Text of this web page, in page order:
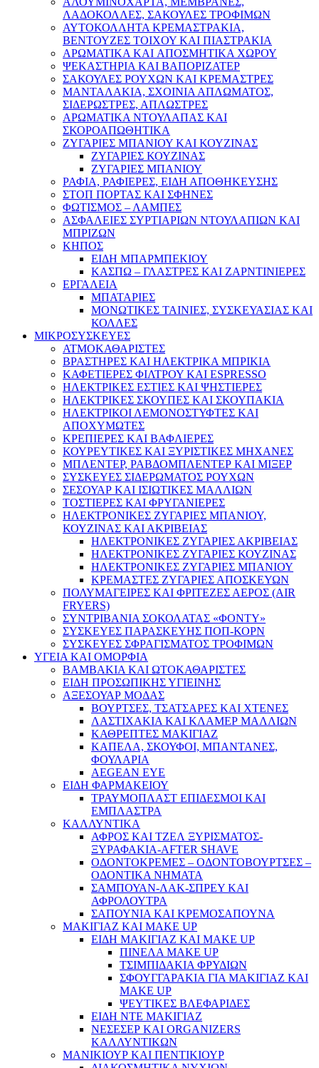
ΛΑΔΟΚΟΛΛΕΣ, ΣΑΚΟΥΛΕΣ ΤΡΟΦΙΜΩΝ
ΑΥΤΟΚΟΛΛΗΤΑ ΚΡΕΜΑΣΤΡΑΚΙΑ,
ΒΕΝΤΟΥΖΕΣ ΤΟΙΧΟΥ ΚΑΙ ΠΙΑΣΤΡΑΚΙΑ
ΑΡΩΜΑΤΙΚΑ KAI ΑΠΟΣΜΗΤΙΚΑ ΧΩΡΟΥ
ΨΕΚΑΣΤΗΡΙΑ ΚΑΙ ΒΑΠΟΡΙΖΑΤΕΡ
ΣΑΚΟΥΛΕΣ ΡΟΥΧΩΝ ΚΑΙ ΚΡΕΜΑΣΤΡΕΣ
ΜΑΝΤΑΛΑΚΙΑ, ΣΧΟΙΝΙΑ ΑΠΛΩΜΑΤΟΣ,
ΣΙΔΕΡΩΣΤΡΕΣ, ΑΠΛΩΣΤΡΕΣ
ΑΡΩΜΑΤΙΚΑ ΝΤΟΥΛΑΠΑΣ ΚΑΙ
ΣΚΟΡΟΑΠΩΘΗΤΙΚΑ
ΖΥΓΑΡΙΕΣ ΜΠΑΝΙΟΥ ΚΑΙ ΚΟΥΖΙΝΑΣ
ΖΥΓΑΡΙΕΣ ΚΟΥΖΙΝΑΣ
ΖΥΓΑΡΙΕΣ ΜΠΑΝΙΟΥ
ΡΑΦΙΑ, ΡΑΦΙΕΡΕΣ, ΕΙΔΗ ΑΠΟΘΗΚΕΥΣΗΣ
ΣΤΟΠ ΠΟΡΤΑΣ ΚΑΙ ΣΦΗΝΕΣ
ΦΩΤΙΣΜΟΣ – ΛΑΜΠΕΣ
ΑΣΦΑΛΕΙΕΣ ΣΥΡΤΙΑΡΙΩΝ ΝΤΟΥΛΑΠΙΩΝ ΚΑΙ
ΜΠΡΙΖΩΝ
ΚΗΠΟΣ
ΕΙΔΗ ΜΠΑΡΜΠΕΚΙΟΥ
ΚΑΣΠΩ – ΓΛΑΣΤΡΕΣ ΚΑΙ ΖΑΡΝΤΙΝΙΕΡΕΣ
ΕΡΓΑΛΕΙΑ
ΜΠΑΤΑΡΙΕΣ
ΜΟΝΩΤΙΚΕΣ ΤΑΙΝΙΕΣ, ΣΥΣΚΕΥΑΣΙΑΣ ΚΑΙ
ΚΟΛΛΕΣ
ΜΙΚΡΟΣΥΣΚΕΥΕΣ
ΑΤΜΟΚΑΘΑΡΙΣΤΕΣ
ΒΡΑΣΤΗΡΕΣ ΚΑΙ ΗΛΕΚΤΡΙΚΑ ΜΠΡΙΚΙΑ
ΚΑΦΕΤΙΕΡΕΣ ΦΙΛΤΡΟΥ ΚΑΙ ESPRESSO
ΗΛΕΚΤΡΙΚΕΣ ΕΣΤΙΕΣ ΚΑΙ ΨΗΣΤΙΕΡΕΣ
ΗΛΕΚΤΡΙΚΕΣ ΣΚΟΥΠΕΣ ΚΑΙ ΣΚΟΥΠΑΚΙΑ
ΗΛΕΚΤΡΙΚΟΙ ΛΕΜΟΝΟΣΤΥΦΤΕΣ ΚΑΙ
ΑΠΟΧΥΜΩΤΕΣ
ΚΡΕΠΙΕΡΕΣ ΚΑΙ ΒΑΦΛΙΕΡΕΣ
ΚΟΥΡΕΥΤΙΚΕΣ ΚΑΙ ΞΥΡΙΣΤΙΚΕΣ ΜΗΧΑΝΕΣ
ΜΠΛΕΝΤΕΡ, ΡΑΒΔΟΜΠΛΕΝΤΕΡ ΚΑΙ ΜΙΞΕΡ
ΣΥΣΚΕΥΕΣ ΣΙΔΕΡΩΜΑΤΟΣ ΡΟΥΧΩΝ
ΣΕΣΟΥΑΡ ΚΑΙ ΙΣΙΩΤΙΚΕΣ ΜΑΛΛΙΩΝ
ΤΟΣΤΙΕΡΕΣ ΚΑΙ ΦΡΥΓΑΝΙΕΡΕΣ
ΗΛΕΚΤΡΟΝΙΚΕΣ ΖΥΓΑΡΙΕΣ ΜΠΑΝΙΟΥ,
ΚΟΥΖΙΝΑΣ ΚΑΙ ΑΚΡΙΒΕΙΑΣ
ΗΛΕΚΤΡΟΝΙΚΕΣ ΖΥΓΑΡΙΕΣ ΑΚΡΙΒΕΙΑΣ
ΗΛΕΚΤΡΟΝΙΚΕΣ ΖΥΓΑΡΙΕΣ ΚΟΥΖΙΝΑΣ
ΗΛΕΚΤΡΟΝΙΚΕΣ ΖΥΓΑΡΙΕΣ ΜΠΑΝΙΟΥ
ΚΡΕΜΑΣΤΕΣ ΖΥΓΑΡΙΕΣ ΑΠΟΣΚΕΥΩΝ
ΠΟΛΥΜΑΓΕΙΡΕΣ ΚΑΙ ΦΡΙΤΕΖΕΣ ΑΕΡΟΣ (AIR
FRYERS)
ΣΥΝΤΡΙΒΑΝΙΑ ΣΟΚΟΛΑΤΑΣ «ΦΟΝΤΥ»
ΣΥΣΚΕΥΕΣ ΠΑΡΑΣΚΕΥΗΣ ΠΟΠ-ΚΟΡΝ
ΣΥΣΚΕΥΕΣ ΣΦΡΑΓΙΣΜΑΤΟΣ ΤΡΟΦΙΜΩΝ
ΥΓΕΙΑ ΚΑΙ ΟΜΟΡΦΙΑ
ΒΑΜΒΑΚΙΑ ΚΑΙ ΩΤΟΚΑΘΑΡΙΣΤΕΣ
ΕΙΔΗ ΠΡΟΣΩΠΙΚΗΣ ΥΓΙΕΙΝΗΣ
ΑΞΕΣΟΥΑΡ ΜΟΔΑΣ
ΒΟΥΡΤΣΕΣ, ΤΣΑΤΣΑΡΕΣ ΚΑΙ ΧΤΕΝΕΣ
ΛΑΣΤΙΧΑΚΙΑ ΚΑΙ ΚΛΑΜΕΡ ΜΑΛΛΙΩΝ
ΚΑΘΡΕΠΤΕΣ ΜΑΚΙΓΙΑΖ
ΚΑΠΕΛΑ, ΣΚΟΥΦΟΙ, ΜΠΑΝΤΑΝΕΣ,
ΦΟΥΛΑΡΙΑ
AEGEAN EYE
ΕΙΔΗ ΦΑΡΜΑΚΕΙΟΥ
ΤΡΑΥΜΟΠΛΑΣΤ ΕΠΙΔΕΣΜΟΙ ΚΑΙ
ΕΜΠΛΑΣΤΡΑ
ΚΑΛΛΥΝΤΙΚΑ
ΑΦΡΟΣ ΚΑΙ ΤΖΕΛ ΞΥΡΙΣΜΑΤΟΣ-
ΞΥΡΑΦΑΚΙΑ-AFTER SHAVE
ΟΔΟΝΤΟΚΡΕΜΕΣ – ΟΔΟΝΤΟΒΟΥΡΤΣΕΣ –
ΟΔΟΝΤΙΚΑ ΝΗΜΑΤΑ
ΣΑΜΠΟΥΑΝ-ΛΑΚ-ΣΠΡΕΥ ΚΑΙ
ΑΦΡΟΛΟΥΤΡΑ
ΣΑΠΟΥΝΙΑ ΚΑΙ ΚΡΕΜΟΣΑΠΟΥΝΑ
ΜΑΚΙΓΙΑΖ ΚΑΙ MAKE UP
ΕΙΔΗ ΜΑΚΙΓΙΑΖ ΚΑΙ MAKE UP
ΠΙΝΕΛΑ MAKE UP
ΤΣΙΜΠΙΔΑΚΙΑ ΦΡΥΔΙΩΝ
ΣΦΟΥΓΓΑΡΑΚΙΑ ΓΙΑ ΜΑΚΙΓΙΑZ ΚΑΙ
MAKE UP
ΨΕΥΤΙΚΕΣ ΒΛΕΦΑΡΙΔΕΣ
ΕΙΔΗ ΝΤΕ ΜΑΚΙΓΙΑΖ
ΝΕΣΕΣΕΡ ΚΑΙ ORGANIZERS
ΚΑΛΛΥΝΤΙΚΩΝ
ΜΑΝΙΚΙΟΥΡ ΚΑΙ ΠΕΝΤΙΚΙΟΥΡ